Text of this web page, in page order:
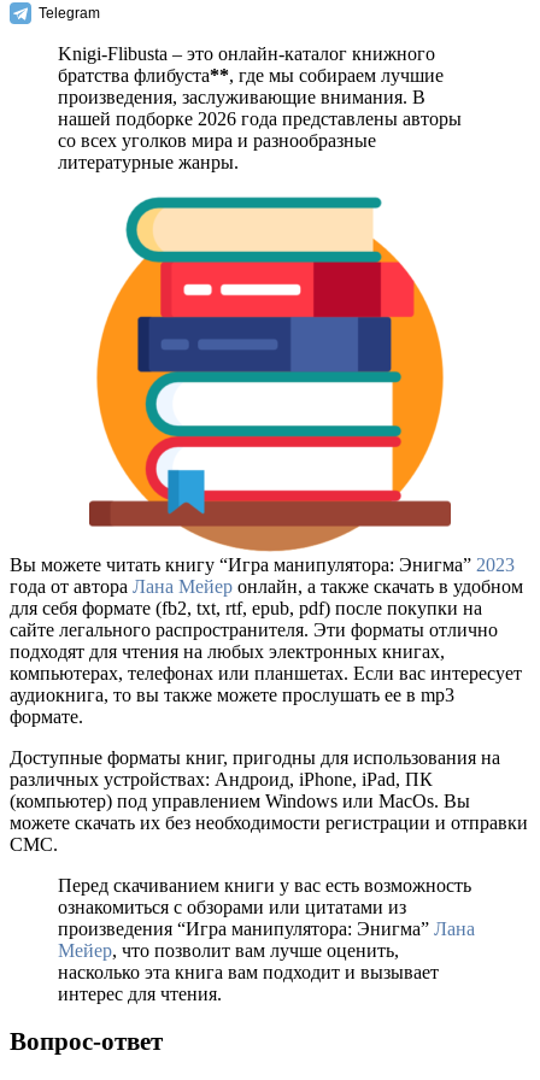
Telegram
Knigi-Flibusta – это онлайн-каталог книжного
братства флибуста**, где мы собираем лучшие
произведения, заслуживающие внимания. В
нашей подборке 2026 года представлены авторы
со всех уголков мира и разнообразные
литературные жанры.
Вы можете читать книгу “Игра манипулятора: Энигма” 2023
года от автора Лана Мейер онлайн, а также скачать в удобном
для себя формате (fb2, txt, rtf, epub, pdf) после покупки на
сайте легального распространителя. Эти форматы отлично
подходят для чтения на любых электронных книгах,
компьютерах, телефонах или планшетах. Если вас интересует
аудиокнига, то вы также можете прослушать ее в mp3
формате.
Доступные форматы книг, пригодны для использования на
различных устройствах: Андроид, iPhone, iPad, ПК
(компьютер) под управлением Windows или MacOs. Вы
можете скачать их без необходимости регистрации и отправки
СМС.
Перед скачиванием книги у вас есть возможность
ознакомиться с обзорами или цитатами из
произведения “Игра манипулятора: Энигма” Лана
Мейер, что позволит вам лучше оценить,
насколько эта книга вам подходит и вызывает
интерес для чтения.
Вопрос-ответ